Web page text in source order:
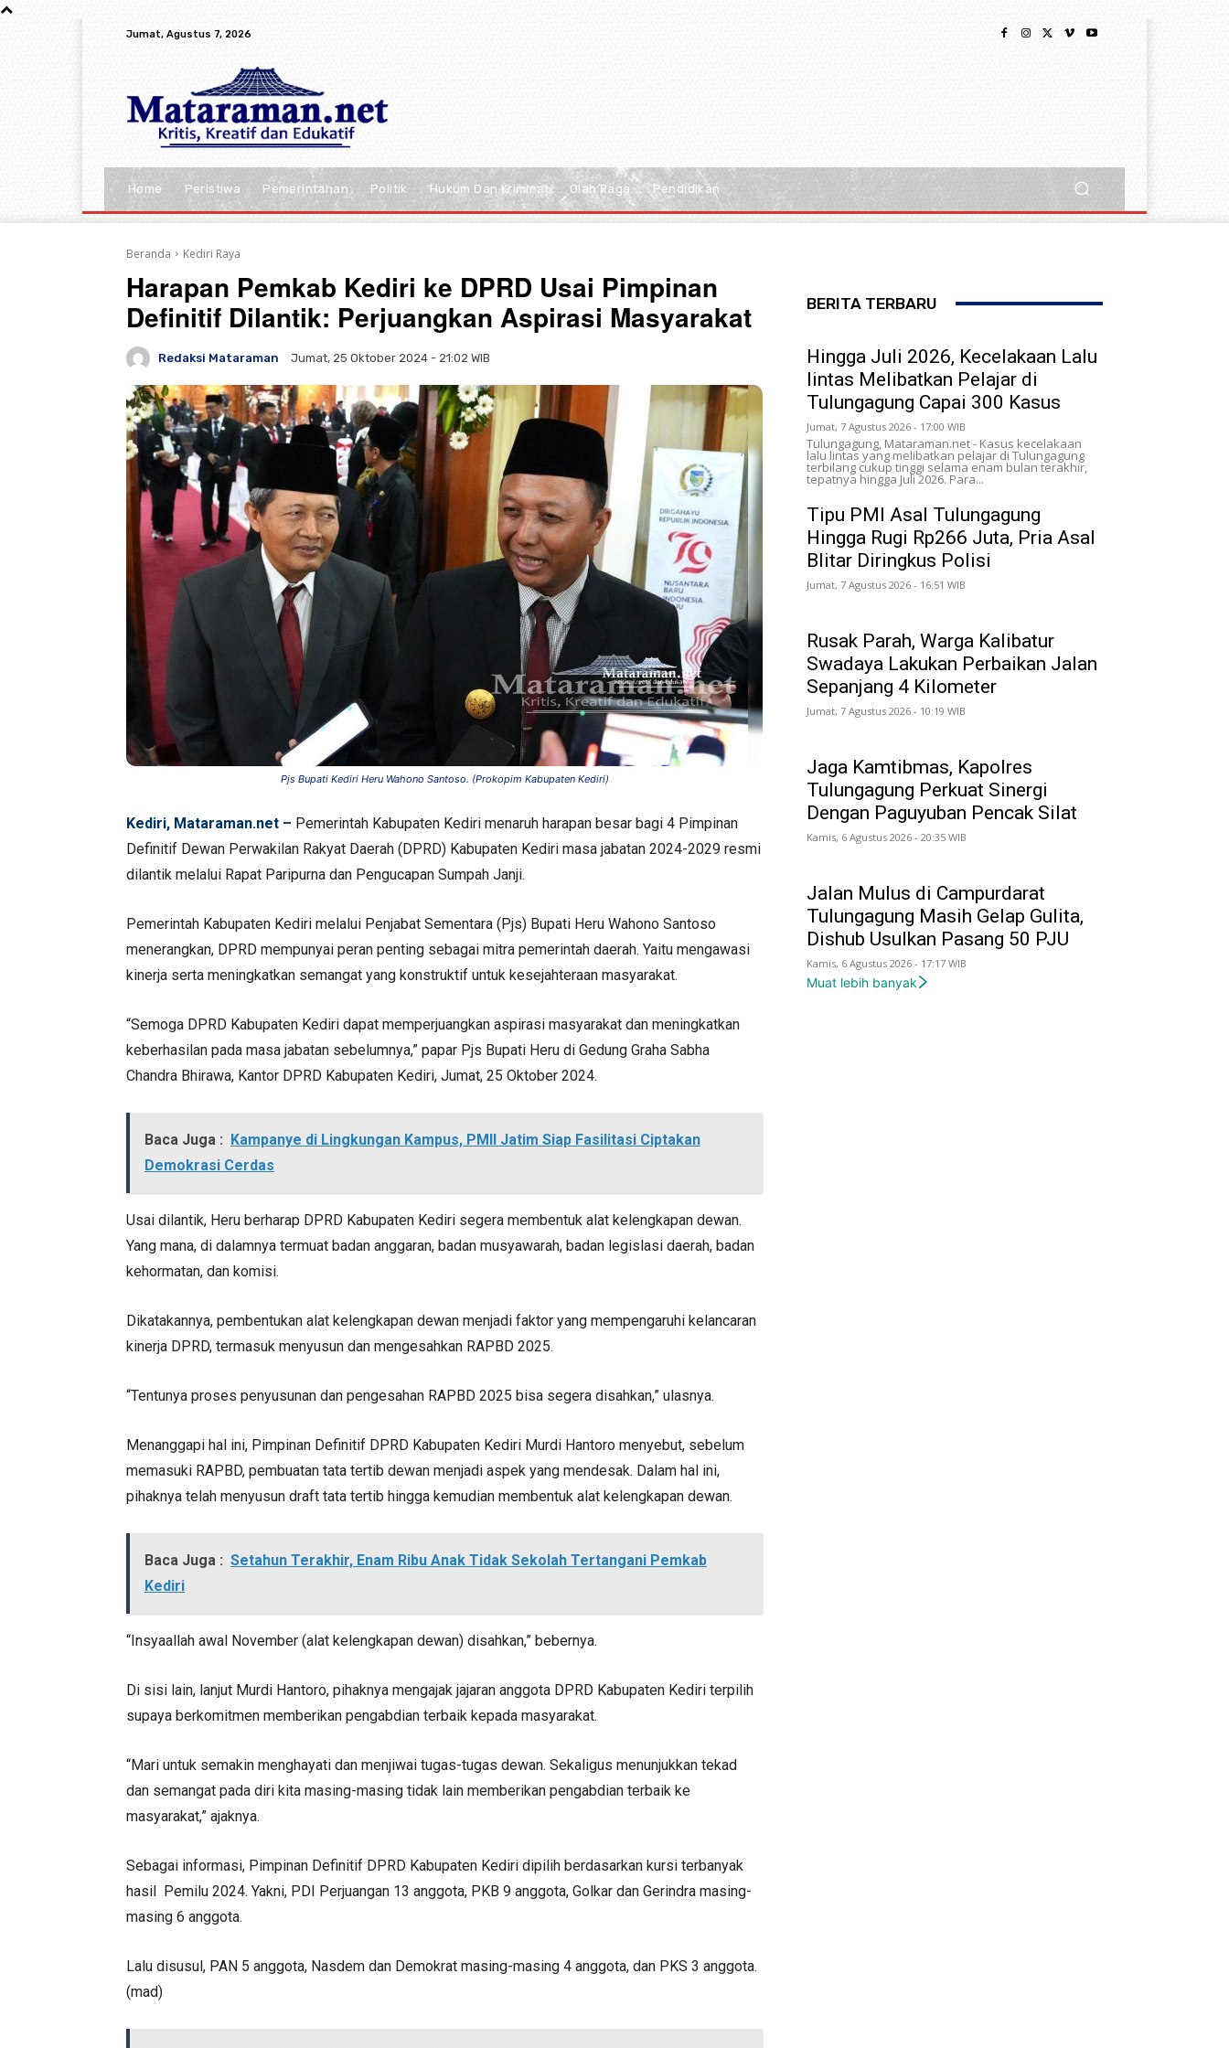
Jumat, Agustus 7, 2026
Home Peristiwa Pemerintahan Politik Hukum Dan Kriminal Olah Raga Pendidikan
Beranda Kediri Raya
Harapan Pemkab Kediri ke DPRD Usai Pimpinan
Definitif Dilantik: Perjuangkan Aspirasi Masyarakat
Redaksi Mataraman Jumat, 25 Oktober 2024 - 21:02 WIB
Pjs Bupati Kediri Heru Wahono Santoso. (Prokopim Kabupaten Kediri)
Kediri, Mataraman.net – Pemerintah Kabupaten Kediri menaruh harapan besar bagi 4 Pimpinan
Definitif Dewan Perwakilan Rakyat Daerah (DPRD) Kabupaten Kediri masa jabatan 2024-2029 resmi
dilantik melalui Rapat Paripurna dan Pengucapan Sumpah Janji.
Pemerintah Kabupaten Kediri melalui Penjabat Sementara (Pjs) Bupati Heru Wahono Santoso
menerangkan, DPRD mempunyai peran penting sebagai mitra pemerintah daerah. Yaitu mengawasi
kinerja serta meningkatkan semangat yang konstruktif untuk kesejahteraan masyarakat.
“Semoga DPRD Kabupaten Kediri dapat memperjuangkan aspirasi masyarakat dan meningkatkan
keberhasilan pada masa jabatan sebelumnya,” papar Pjs Bupati Heru di Gedung Graha Sabha
Chandra Bhirawa, Kantor DPRD Kabupaten Kediri, Jumat, 25 Oktober 2024.
Baca Juga : Kampanye di Lingkungan Kampus, PMII Jatim Siap Fasilitasi Ciptakan
Demokrasi Cerdas
Usai dilantik, Heru berharap DPRD Kabupaten Kediri segera membentuk alat kelengkapan dewan.
Yang mana, di dalamnya termuat badan anggaran, badan musyawarah, badan legislasi daerah, badan
kehormatan, dan komisi.
Dikatakannya, pembentukan alat kelengkapan dewan menjadi faktor yang mempengaruhi kelancaran
kinerja DPRD, termasuk menyusun dan mengesahkan RAPBD 2025.
“Tentunya proses penyusunan dan pengesahan RAPBD 2025 bisa segera disahkan,” ulasnya.
Menanggapi hal ini, Pimpinan Definitif DPRD Kabupaten Kediri Murdi Hantoro menyebut, sebelum
memasuki RAPBD, pembuatan tata tertib dewan menjadi aspek yang mendesak. Dalam hal ini,
pihaknya telah menyusun draft tata tertib hingga kemudian membentuk alat kelengkapan dewan.
Baca Juga : Setahun Terakhir, Enam Ribu Anak Tidak Sekolah Tertangani Pemkab
Kediri
“Insyaallah awal November (alat kelengkapan dewan) disahkan,” bebernya.
Di sisi lain, lanjut Murdi Hantoro, pihaknya mengajak jajaran anggota DPRD Kabupaten Kediri terpilih
supaya berkomitmen memberikan pengabdian terbaik kepada masyarakat.
“Mari untuk semakin menghayati dan menjiwai tugas-tugas dewan. Sekaligus menunjukkan tekad
dan semangat pada diri kita masing-masing tidak lain memberikan pengabdian terbaik ke
masyarakat,” ajaknya.
Sebagai informasi, Pimpinan Definitif DPRD Kabupaten Kediri dipilih berdasarkan kursi terbanyak
hasil Pemilu 2024. Yakni, PDI Perjuangan 13 anggota, PKB 9 anggota, Golkar dan Gerindra masing-
masing 6 anggota.
Lalu disusul, PAN 5 anggota, Nasdem dan Demokrat masing-masing 4 anggota, dan PKS 3 anggota.
(mad)
BERITA TERBARU
Hingga Juli 2026, Kecelakaan Lalu
lintas Melibatkan Pelajar di
Tulungagung Capai 300 Kasus
Jumat, 7 Agustus 2026 - 17:00 WIB
Tulungagung, Mataraman.net - Kasus kecelakaan
lalu lintas yang melibatkan pelajar di Tulungagung
terbilang cukup tinggi selama enam bulan terakhir,
tepatnya hingga Juli 2026. Para...
Tipu PMI Asal Tulungagung
Hingga Rugi Rp266 Juta, Pria Asal
Blitar Diringkus Polisi
Jumat, 7 Agustus 2026 - 16:51 WIB
Rusak Parah, Warga Kalibatur
Swadaya Lakukan Perbaikan Jalan
Sepanjang 4 Kilometer
Jumat, 7 Agustus 2026 - 10:19 WIB
Jaga Kamtibmas, Kapolres
Tulungagung Perkuat Sinergi
Dengan Paguyuban Pencak Silat
Kamis, 6 Agustus 2026 - 20:35 WIB
Jalan Mulus di Campurdarat
Tulungagung Masih Gelap Gulita,
Dishub Usulkan Pasang 50 PJU
Kamis, 6 Agustus 2026 - 17:17 WIB
Muat lebih banyak